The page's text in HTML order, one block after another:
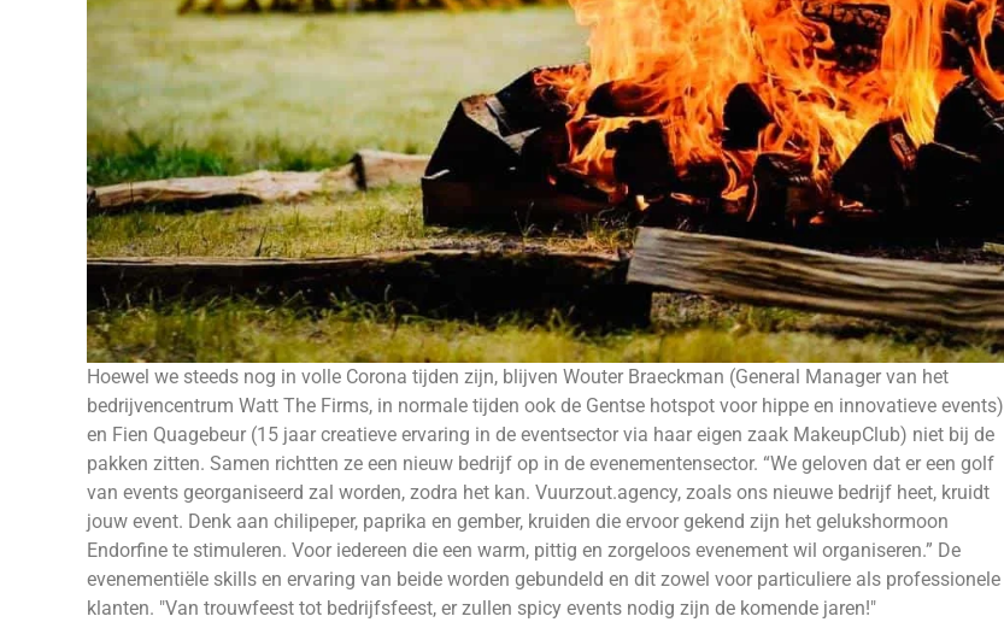
Hoewel we steeds nog in volle Corona tijden zijn, blijven Wouter Braeckman (General Manager van het
bedrijvencentrum Watt The Firms, in normale tijden ook de Gentse hotspot voor hippe en innovatieve events)
en Fien Quagebeur (15 jaar creatieve ervaring in de eventsector via haar eigen zaak MakeupClub) niet bij de
pakken zitten. Samen richtten ze een nieuw bedrijf op in de evenementensector. “We geloven dat er een golf
van events georganiseerd zal worden, zodra het kan. Vuurzout.agency, zoals ons nieuwe bedrijf heet, kruidt
jouw event. Denk aan chilipeper, paprika en gember, kruiden die ervoor gekend zijn het gelukshormoon
Endorfine te stimuleren. Voor iedereen die een warm, pittig en zorgeloos evenement wil organiseren.” De
evenementiële skills en ervaring van beide worden gebundeld en dit zowel voor particuliere als professionele
klanten. "Van trouwfeest tot bedrijfsfeest, er zullen spicy events nodig zijn de komende jaren!"